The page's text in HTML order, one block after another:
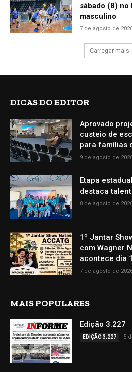
sábado (8) no
masculino
7 de agosto de
Carregar mais
DICAS DO EDITOR
Aprovado
custeio de
para famílias
9 de agosto de
Etapa
destaca
8 de agosto de
1º Jantar
com Wagner
acontece dia
7 de agosto de
MAIS POPULARES
Edição 3.227
EDIÇÃO 3.227 5